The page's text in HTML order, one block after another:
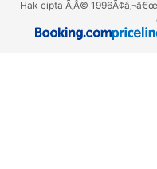
Hak cipta Ã‚Â©